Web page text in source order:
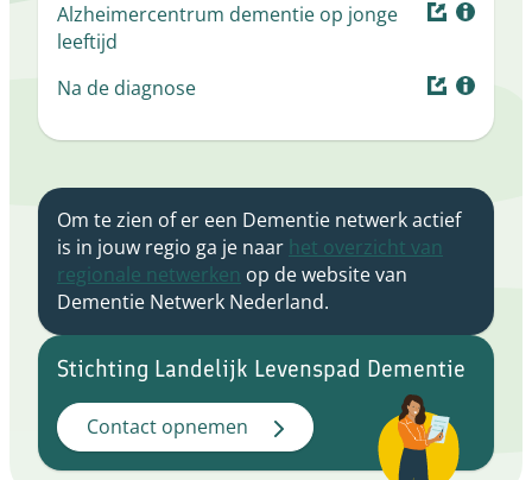
Alzheimercentrum dementie op jonge
leeftijd
Na de diagnose
Om te zien of er een Dementie netwerk actief
is in jouw regio ga je naar het overzicht van
regionale netwerken op de website van
Dementie Netwerk Nederland.
Stichting Landelijk Levenspad Dementie
Contact opnemen